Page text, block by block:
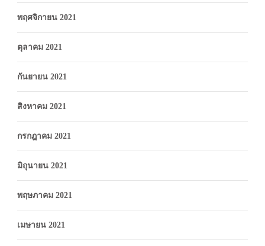
พฤศจิกายน 2021
ตุลาคม 2021
กันยายน 2021
สิงหาคม 2021
กรกฎาคม 2021
มิถุนายน 2021
พฤษภาคม 2021
เมษายน 2021